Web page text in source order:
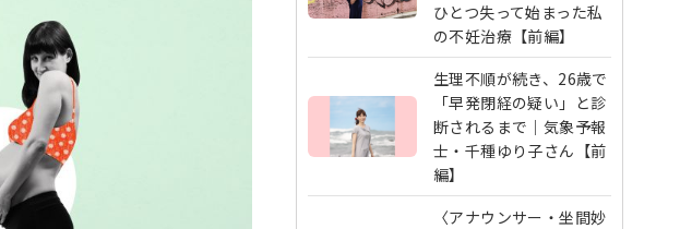
ひとつ失って始まった私
の不妊治療【前編】
生理不順が続き、26歳で
「早発閉経の疑い」と診
断されるまで｜気象予報
士・千種ゆり子さん【前
編】
〈アナウンサー・坐間妙